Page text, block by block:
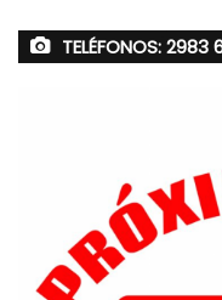
TELÉFONOS: